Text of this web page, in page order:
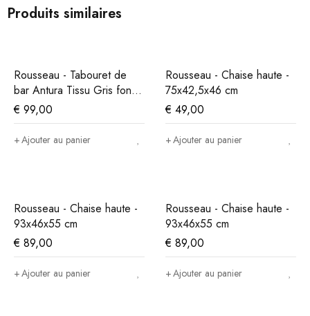
Produits similaires
Rousseau - Tabouret de
bar Antura Tissu Gris foncé
- 97x46x53 cm
€ 99,00
Ajouter au panier
Rousseau - Chaise haute -
75x42,5x46 cm
€ 49,00
Ajouter au panier
Rousseau - Chaise haute -
93x46x55 cm
€ 89,00
Ajouter au panier
Rousseau - Chaise haute -
93x46x55 cm
€ 89,00
Ajouter au panier